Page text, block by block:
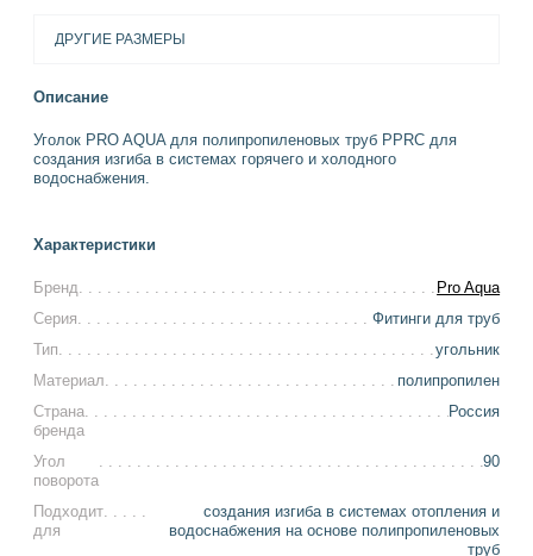
ДРУГИЕ РАЗМЕРЫ
Описание
Уголок PRO AQUA для полипропиленовых труб PPRC для
создания изгиба в системах горячего и холодного
водоснабжения.
Характеристики
Бренд
Pro Aqua
Серия
Фитинги для труб
Тип
угольник
Материал
полипропилен
Страна
бренда
Россия
Угол
поворота
90
Подходит
для
создания изгиба в системах отопления и
водоснабжения на основе полипропиленовых
труб